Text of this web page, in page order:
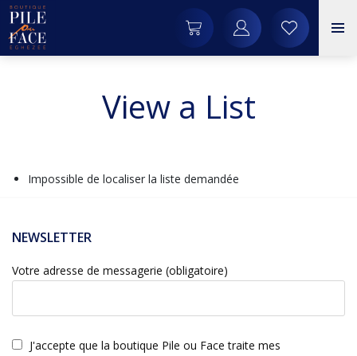
View a List
Impossible de localiser la liste demandée
NEWSLETTER
Votre adresse de messagerie (obligatoire)
J'accepte que la boutique Pile ou Face traite mes